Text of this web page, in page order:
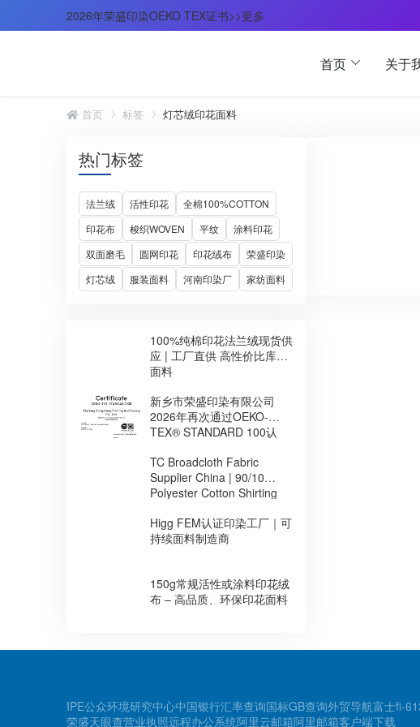
2026年荣盛印染OEKO TEX证书>>更多
首页 关于
首页 标签 灯芯绒印花面料
热门标签
法兰绒 活性印花
全棉100%COTTON
印花布
梭织WOVEN 平纹
涂料印花
双面磨毛
圆网印花 印花绒布
荣盛印染
灯芯绒
服装面料 河南印染厂 家纺面料
100%纯棉印花法兰绒现货供
应 | 工厂直供 高性价比库存
面料
新乡市荣盛印染有限公司
2026年再次通过OEKO-
TEX® STANDARD 100认
制造能力
TC Broadcloth Fabric
Supplier China | 90/10
Polyester Cotton Shirting
Higg FEM认证印染工厂｜可
持续面料制造商
150g常规活性或涂料印花绒
布 – 高品质、环保印花面料
IPE公众环境研究中心中国银行汇率查询国标GB查询外贸导航富士fi-
荣盛天眼查营业执照远程办公系统阿里云邮箱阿里邮箱客户端下载